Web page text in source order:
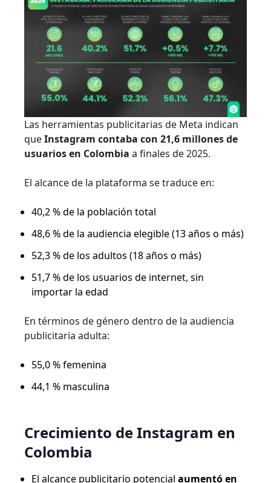
Las herramientas publicitarias de Meta indican
queInstagram contaba con 21,6 millones de
usuarios en Colombia a finales de 2025.
El alcance de la plataforma se traduce en:
40,2 % de la población total
48,6 % de la audiencia elegible (13 años o más)
52,3 % de los adultos (18 años o más)
51,7 % de los usuarios de internet, sin
importar la edad
En términos de género dentro de la audiencia
publicitaria adulta:
55,0 % femenina
44,1 % masculina
Crecimiento de Instagram en
Colombia
El alcance publicitario potencial aumentó en